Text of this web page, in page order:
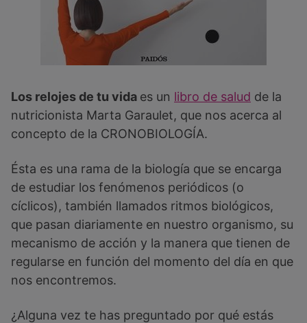
Los relojes de tu vida es un libro de salud de la
nutricionista Marta Garaulet, que nos acerca al
concepto de la CRONOBIOLOGÍA.
Ésta es una rama de la biología que se encarga
de estudiar los fenómenos periódicos (o
cíclicos), también llamados ritmos biológicos,
que pasan diariamente en nuestro organismo, su
mecanismo de acción y la manera que tienen de
regularse en función del momento del día en que
nos encontremos.
¿Alguna vez te has preguntado por qué estás